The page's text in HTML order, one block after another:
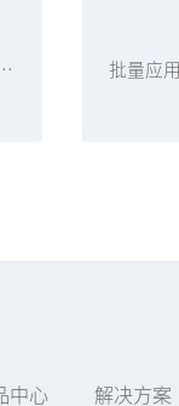
倒装光电测试一体机
中心 解决方案